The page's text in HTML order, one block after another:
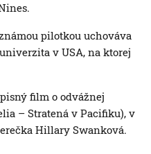
pilotkou uchováva
v USA, na ktorej
film o odvážnej
– Stratená v Pacifiku), v
Hillary Swanková.